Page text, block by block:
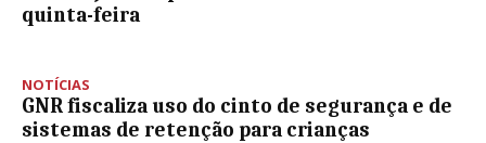
quinta-feira
NOTÍCIAS
GNR fiscaliza uso do cinto de segurança e de
sistemas de retenção para crianças